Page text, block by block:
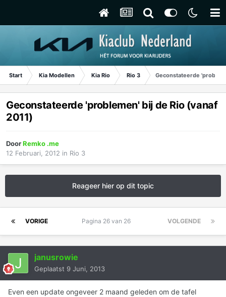
Start Kia Modellen Kia Rio Rio 3 Geconstateerde
Geconstateerde 'problemen' bij de Rio (vanaf
2011)
DoorRemko .me
12 Februari, 2012 in Rio 3
Reageer hier op dit topic
VORIGE VOLGENDE
Pagina 26 van 26
janusrowie
Geplaatst 9 Juni, 2013
Even een update ongeveer 2 maand geleden om de tafel